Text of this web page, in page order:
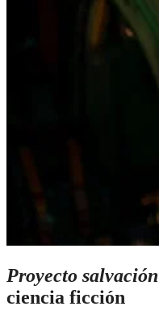
Proyecto salvación
ciencia ficción